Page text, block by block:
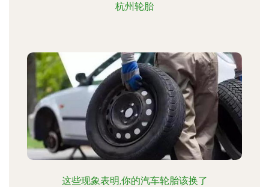
杭州轮胎
这些现象表明,你的汽车轮胎该换了